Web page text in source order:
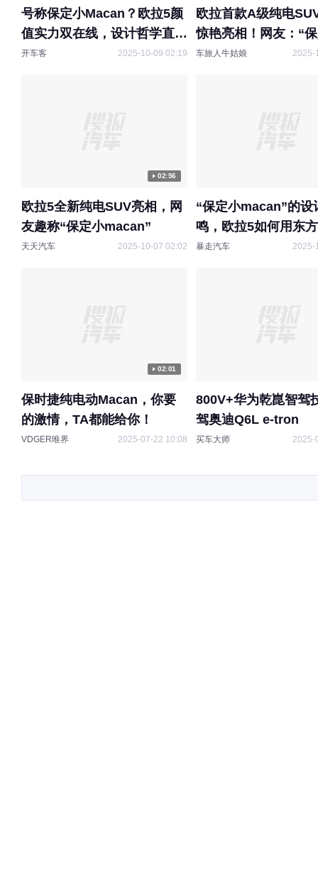
号称保定小Macan？欧拉5颜
值实力双在线，设计哲学直接
拉满！
开车客 2025-10-09 02:19
欧拉首款A级纯电
惊艳亮相！网友：“
macan”！
车旅人牛姑娘 2025-
02:56
欧拉5全新纯电SUV亮相，网
友趣称“保定小macan”
天天汽车 2025-10-07 02:02
“保定小macan”的设
鸣，欧拉5如何用东
绎经典？
暴走汽车 2025-
02:01
保时捷纯电动Macan，你要
的激情，TA都能给你！
VDGER唯界 2025-07-22 10:08
800V+华为乾崑智驾
驾奥迪Q6L e-tron
买车大师 2025-